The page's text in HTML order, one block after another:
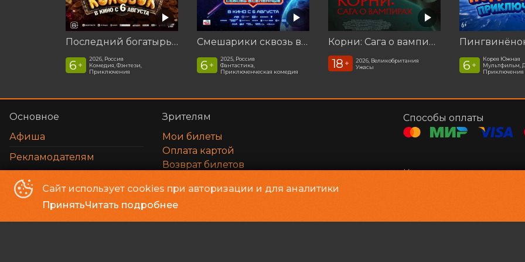
Последний богатырь. Колобок
6 +
2026, Россия
Комедия, Фэнтези,
Приключения
Смешарики сквозь вселенные
6 +
2025, Россия
Фантастика,
Приключенческая комедия
Корни: Сага о вампирах
18 +
2026, Великобритания
Ужасы
6 +
Корея Южная
Мультфильм,
Приключения
Сайт использует cookies при авторизации и для аналитики
ПринятьЧитать подробнее
Основное
Афиша
Рекламодателям
Зрителям
Мои билеты
Оплата картой
Возврат билетов
Способы оплаты
Контакты